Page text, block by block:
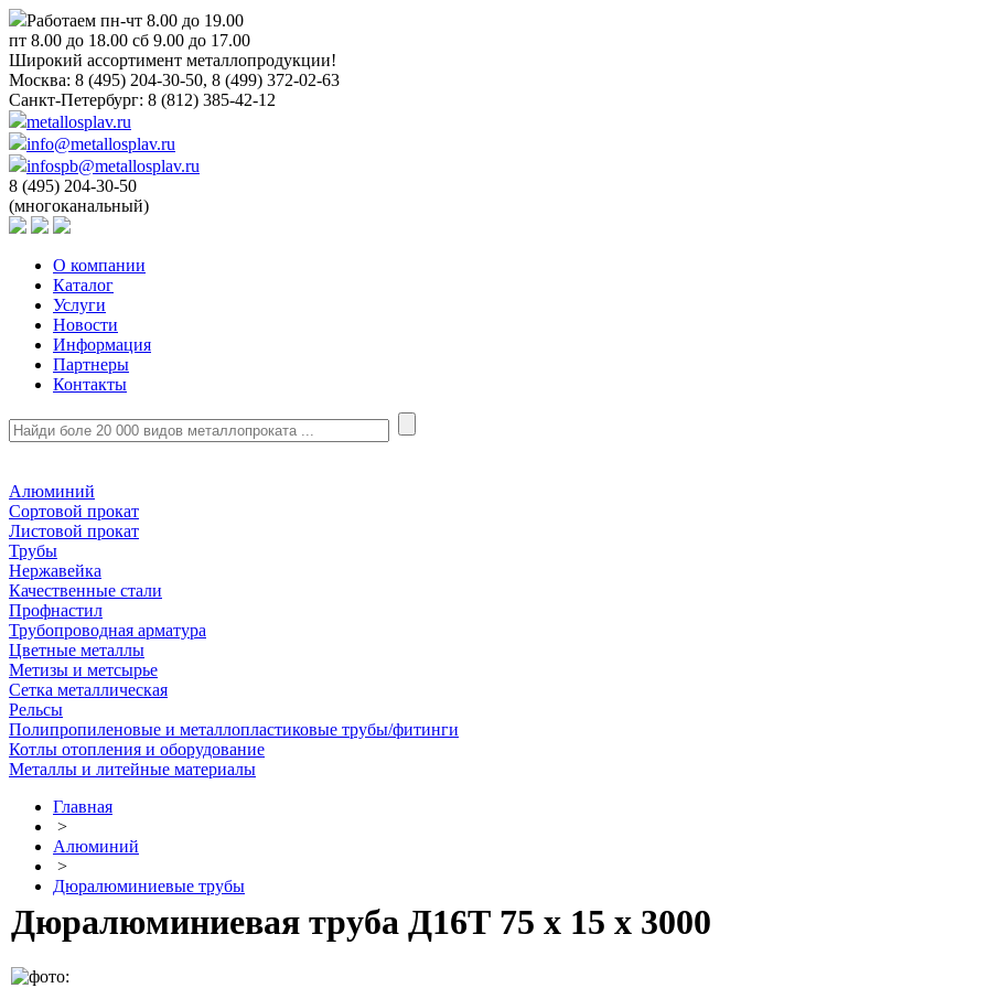
Работаем пн-чт 8.00 до 19.00
пт 8.00 до 18.00 сб 9.00 до 17.00
Широкий ассортимент металлопродукции!
Москва: 8 (495) 204-30-50, 8 (499) 372-02-63
Санкт-Петербург: 8 (812) 385-42-12
metallosplav.ru
info@metallosplav.ru
infospb@metallosplav.ru
8 (495) 204-30-50
(многоканальный)
О компании
Каталог
Услуги
Новости
Информация
Партнеры
Контакты
Алюминий
Сортовой прокат
Листовой прокат
Трубы
Нержавейка
Качественные стали
Профнастил
Трубопроводная арматура
Цветные металлы
Метизы и метсырье
Сетка металлическая
Рельсы
Полипропиленовые и металлопластиковые трубы/фитинги
Котлы отопления и оборудование
Металлы и литейные материалы
Главная
>
Алюминий
>
Дюралюминиевые трубы
Дюралюминиевая труба Д16Т 75 х 15 х 3000